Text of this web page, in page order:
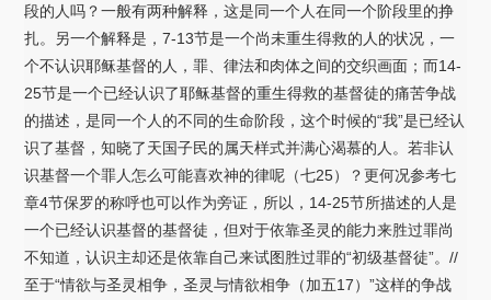
段的人吗？一般有两种解释，这是同一个人在同一个阶段里的挣
扎。另一个解释是，7-13节是一个尚未重生得救的人的状况，一
个不认识耶稣基督的人，罪、律法和肉体之间的交织画面；而14-
25节是一个已经认识了耶稣基督的重生得救的基督徒的痛苦争战
的描述，是同一个人的不同的生命阶段，这个时候的“我”是已经认
识了基督，知晓了天国子民的属天样式并满心渴慕的人。若非认
识基督一个罪人怎么可能喜欢神的律呢（七25）？更何况参考七
章4节保罗的称呼也可以作为旁证，所以，14-25节所描述的人是
一个已经认识基督的基督徒，但对于依靠圣灵的能力来胜过罪尚
不知道，认识主却还是依靠自己来试图胜过罪的“初级基督徒”。//
至于“情欲与圣灵相争，圣灵与情欲相争（加五17）”这样的争战